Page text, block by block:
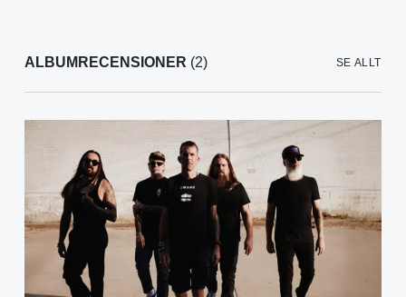
ALBUMRECENSIONER (2) SE ALLT